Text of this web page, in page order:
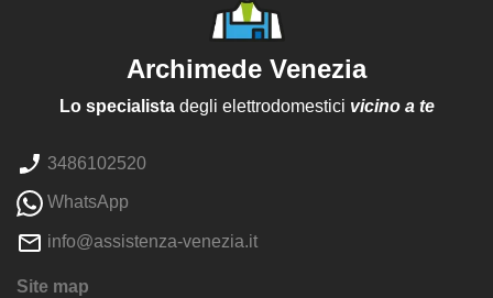
Archimede Venezia
Lo specialistadegli elettrodomestici vicino a te
3486102520
WhatsApp
info@assistenza-venezia.it
Site map